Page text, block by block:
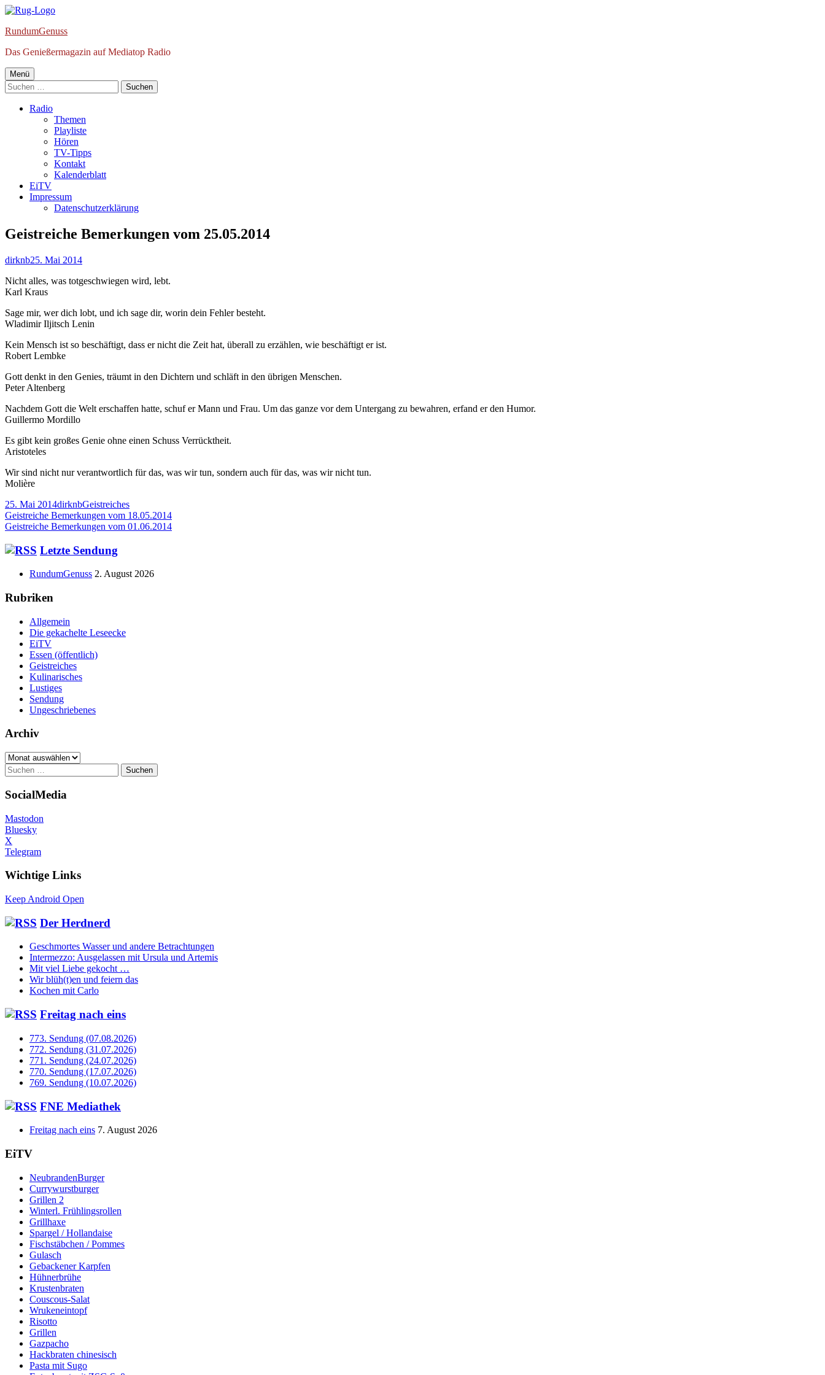
Springe
Inhalt
RundumGenuss
Das Genießermagazin auf Mediatop Radio
Primäres
Menü
Menü
Suchen
nach:
Radio
Themen
Playliste
Hören
TV-Tipps
Kontakt
Kalenderblatt
EiTV
Impressum
Datenschutzerklärung
Geistreiche Bemerkungen vom 25.05.2014
Autor
dirknbVeröffentlicht
25. Mai 2014
Nicht alles, was totgeschwiegen wird, lebt.
Karl Kraus
Sage mir, wer dich lobt, und ich sage dir, worin dein Fehler besteht.
Wladimir Iljitsch Lenin
Kein Mensch ist so beschäftigt, dass er nicht die Zeit hat, überall zu erzählen, wie beschäftigt er ist.
Robert Lembke
Gott denkt in den Genies, träumt in den Dichtern und schläft in den übrigen Menschen.
Peter Altenberg
Nachdem Gott die Welt erschaffen hatte, schuf er Mann und Frau. Um das ganze vor dem Untergang zu bewahren, erfand er den Humor.
Guillermo Mordillo
Es gibt kein großes Genie ohne einen Schuss Verrücktheit.
Aristoteles
Wir sind nicht nur verantwortlich für das, was wir tun, sondern auch für das, was wir nicht tun.
Molière
Veröffentlicht
am
25. Mai 2014Autor
dirknbKategorien
Geistreiches
Beitragsnavigation
Vorheriger
Beitrag:
Geistreiche Bemerkungen vom 18.05.2014
Nächster
Geistreiche Bemerkungen vom 01.06.2014
Haupt-
Seitenleiste
Letzte Sendung
RundumGenuss 2. August 2026
Rubriken
Allgemein
Die gekachelte Leseecke
EiTV
Essen (öffentlich)
Geistreiches
Kulinarisches
Lustiges
Sendung
Ungeschriebenes
Archiv
Archiv
Suchen
nach:
SocialMedia
Mastodon
Bluesky
X
Telegram
Wichtige Links
Keep Android Open
Der Herdnerd
Geschmortes Wasser und andere Betrachtungen
Intermezzo: Ausgelassen mit Ursula und Artemis
Mit viel Liebe gekocht …
Wir blüh(t)en und feiern das
Kochen mit Carlo
Freitag nach eins
773. Sendung (07.08.2026)
772. Sendung (31.07.2026)
771. Sendung (24.07.2026)
770. Sendung (17.07.2026)
769. Sendung (10.07.2026)
FNE Mediathek
Freitag nach eins 7. August 2026
EiTV
NeubrandenBurger
Currywurstburger
Grillen 2
Winterl. Frühlingsrollen
Grillhaxe
Spargel / Hollandaise
Fischstäbchen / Pommes
Gulasch
Gebackener Karpfen
Hühnerbrühe
Krustenbraten
Couscous-Salat
Wrukeneintopf
Risotto
Grillen
Gazpacho
Hackbraten chinesisch
Pasta mit Sugo